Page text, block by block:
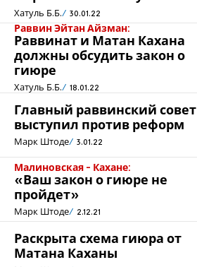
Хатуль Б.Б. 30.01.22
Раввин Эйтан Айзман:
Раввинат и Матан Кахана
должны обсудить закон о
гиюре
Хатуль Б.Б. 18.01.22
Главный раввинский совет
выступил против реформ
Марк Штоде 3.01.22
Малиновская - Кахане:
«Ваш закон о гиюре не
пройдет»
Марк Штоде 2.12.21
Раскрыта схема гиюра от
Матана Каханы